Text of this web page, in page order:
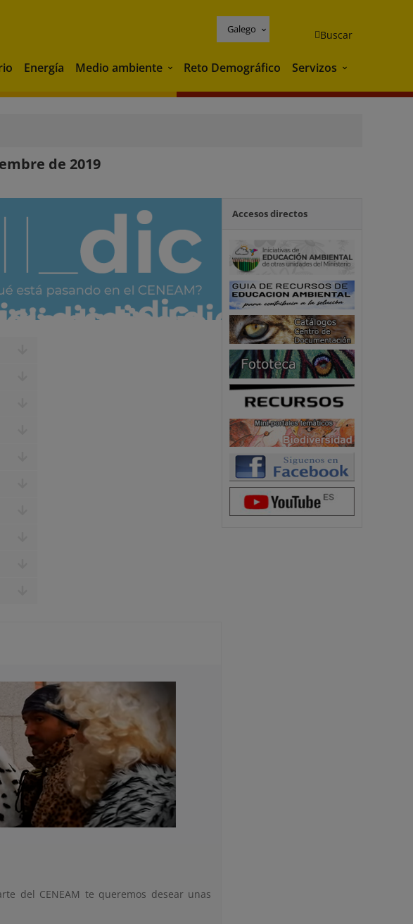
Galego Buscar
Energía Medio ambiente Medio ambiente
Reto Demográfico Servizos Servizos
de 2019
del CENEAM te queremos desear unas
Accesos directos